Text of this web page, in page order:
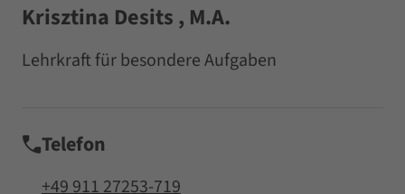
Krisztina Desits , M.A.
Lehrkraft für besondere Aufgaben
Telefon
+49 911 27253-719